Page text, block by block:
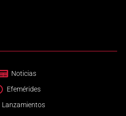
Noticias
Efemérides
Lanzamientos